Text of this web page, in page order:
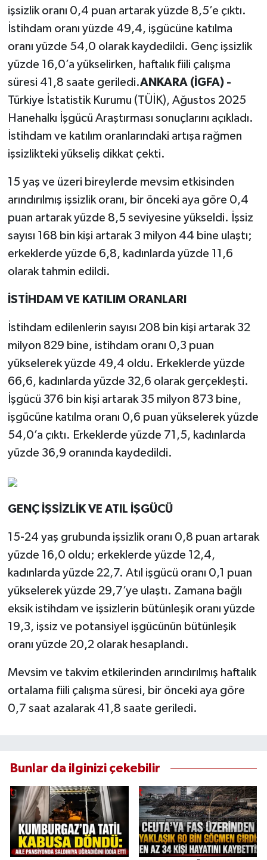
işsizlik oranı 0,4 puan artarak yüzde 8,5’e çıktı.
İstihdam oranı yüzde 49,4, işgücüne katılma
oranı yüzde 54,0 olarak kaydedildi. Genç işsizlik
yüzde 16,0’a yükselirken, haftalık fiili çalışma
süresi 41,8 saate geriledi.ANKARA (İGFA) -
Türkiye İstatistik Kurumu (TÜİK), Ağustos 2025
Hanehalkı İşgücü Araştırması sonuçlarını açıkladı.
İstihdam ve katılım oranlarındaki artışa rağmen
işsizlikteki yükseliş dikkat çekti.
15 yaş ve üzeri bireylerde mevsim etkisinden
arındırılmış işsizlik oranı, bir önceki aya göre 0,4
puan artarak yüzde 8,5 seviyesine yükseldi. İşsiz
sayısı 168 bin kişi artarak 3 milyon 44 bine ulaştı;
erkeklerde yüzde 6,8, kadınlarda yüzde 11,6
olarak tahmin edildi.
İSTİHDAM VE KATILIM ORANLARI
İstihdam edilenlerin sayısı 208 bin kişi artarak 32
milyon 829 bine, istihdam oranı 0,3 puan
yükselerek yüzde 49,4 oldu. Erkeklerde yüzde
66,6, kadınlarda yüzde 32,6 olarak gerçekleşti.
İşgücü 376 bin kişi artarak 35 milyon 873 bine,
işgücüne katılma oranı 0,6 puan yükselerek yüzde
54,0’a çıktı. Erkeklerde yüzde 71,5, kadınlarda
yüzde 36,9 oranında kaydedildi.
GENÇ İŞSİZLİK VE ATIL İŞGÜCÜ
15-24 yaş grubunda işsizlik oranı 0,8 puan artarak
yüzde 16,0 oldu; erkeklerde yüzde 12,4,
kadınlarda yüzde 22,7. Atıl işgücü oranı 0,1 puan
yükselerek yüzde 29,7’ye ulaştı. Zamana bağlı
eksik istihdam ve işsizlerin bütünleşik oranı yüzde
19,3, işsiz ve potansiyel işgücünün bütünleşik
oranı yüzde 20,2 olarak hesaplandı.
Mevsim ve takvim etkilerinden arındırılmış haftalık
ortalama fiili çalışma süresi, bir önceki aya göre
0,7 saat azalarak 41,8 saate geriledi.
Bunlar da ilginizi çekebilir